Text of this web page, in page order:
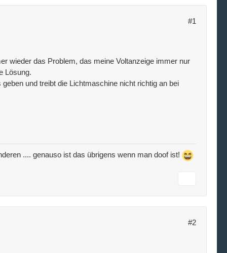
#1
wieder das Problem, das meine Voltanzeige immer nur
Lösung.
und treibt die Lichtmaschine nicht richtig an bei
.... genauso ist das übrigens wenn man doof ist!
#2